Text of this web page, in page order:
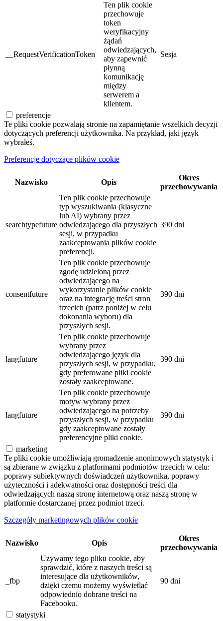
__RequestVerificationToken
Ten plik cookie
przechowuje
token
weryfikacyjny
żądań
odwiedzających,
aby zapewnić
płynną
komunikację
między
serwerem a
klientem.
Sesja
preferencje
Te pliki cookie pozwalają stronie na zapamiętanie wszelkich decyzji
dotyczących preferencji użytkownika. Na przykład, jaki język
wybrałeś.
Preferencje dotyczące plików cookie
Nazwisko Opis
Okres
przechowywania
searchtypefuture
Ten plik cookie przechowuje
typ wyszukiwania (klasyczne
lub AI) wybrany przez
odwiedzającego dla przyszłych
sesji, w przypadku
zaakceptowania plików cookie
preferencji.
390 dni
consentfuture
Ten plik cookie przechowuje
zgodę udzieloną przez
odwiedzającego na
wykorzystanie plików cookie
oraz na integrację treści stron
trzecich (patrz poniżej w celu
dokonania wyboru) dla
przyszłych sesji.
390 dni
langfuture
Ten plik cookie przechowuje
wybrany przez
odwiedzającego język dla
przyszłych sesji, w przypadku,
gdy preferowane pliki cookie
zostały zaakceptowane.
390 dni
langfuture
Ten plik cookie przechowuje
motyw wybrany przez
odwiedzającego na potrzeby
przyszłych sesji, w przypadku
gdy zaakceptowane zostały
preferencyjne pliki cookie.
390 dni
marketing
Te pliki cookie umożliwiają gromadzenie anonimowych statystyk i
są zbierane w związku z platformami podmiotów trzecich w celu:
poprawy subiektywnych doświadczeń użytkownika, poprawy
użyteczności i adekwatności oraz dostępności treści dla
odwiedzających naszą stronę internetową oraz naszą stronę w
platformie dostarczanej przez podmiot trzeci.
Szczegóły marketingowych plików cookie
Nazwisko Opis
Okres
przechowywania
_fbp
Używamy tego pliku cookie, aby
sprawdzić, które z naszych treści są
interesujące dla użytkowników,
dzięki czemu możemy wyświetlać
odpowiednio dobrane treści na
Facebooku.
90 dni
statystyki